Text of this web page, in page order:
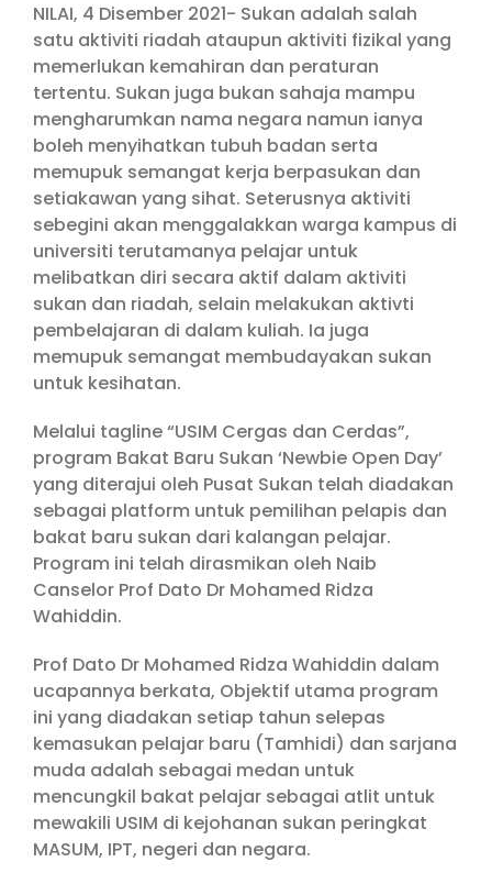
NILAI, 4 Disember 2021- Sukan adalah salah
satu aktiviti riadah ataupun aktiviti fizikal yang
memerlukan kemahiran dan peraturan
tertentu. Sukan juga bukan sahaja mampu
mengharumkan nama negara namun ianya
boleh menyihatkan tubuh badan serta
memupuk semangat kerja berpasukan dan
setiakawan yang sihat. Seterusnya aktiviti
sebegini akan menggalakkan warga kampus di
universiti terutamanya pelajar untuk
melibatkan diri secara aktif dalam aktiviti
sukan dan riadah, selain melakukan aktivti
pembelajaran di dalam kuliah. Ia juga
memupuk semangat membudayakan sukan
untuk kesihatan.
Melalui tagline “USIM Cergas dan Cerdas”,
program Bakat Baru Sukan ‘Newbie Open Day’
yang diterajui oleh Pusat Sukan telah diadakan
sebagai platform untuk pemilihan pelapis dan
bakat baru sukan dari kalangan pelajar.
Program ini telah dirasmikan oleh Naib
Canselor Prof Dato Dr Mohamed Ridza
Wahiddin.
Prof Dato Dr Mohamed Ridza Wahiddin dalam
ucapannya berkata, Objektif utama program
ini yang diadakan setiap tahun selepas
kemasukan pelajar baru (Tamhidi) dan sarjana
muda adalah sebagai medan untuk
mencungkil bakat pelajar sebagai atlit untuk
mewakili USIM di kejohanan sukan peringkat
MASUM, IPT, negeri dan negara.